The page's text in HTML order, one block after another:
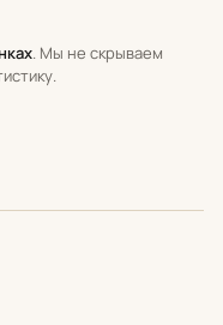
. Мы не скрываем